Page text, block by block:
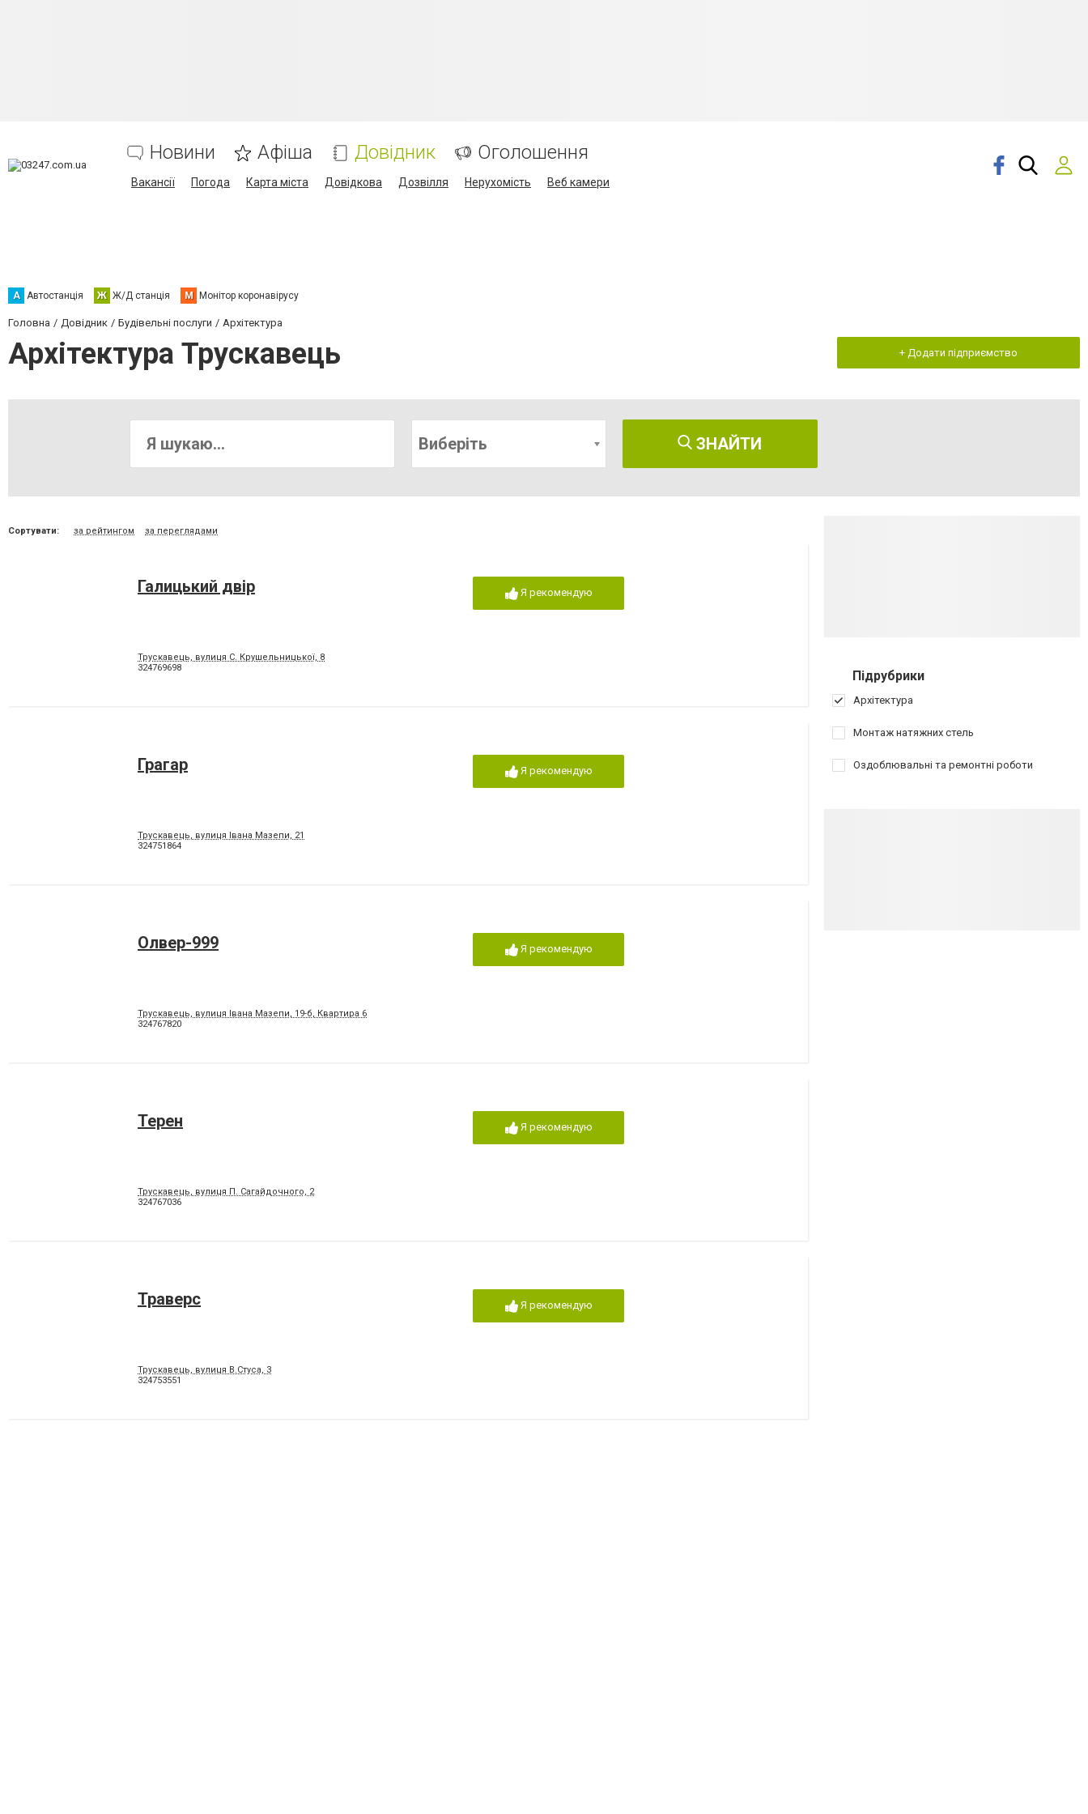
Новини Афіша Довідник Оголошення
Вакансії Погода Карта міста Довідкова Дозвілля Нерухомість Веб камери
А Автостанція Ж Ж/Д станція М Монітор коронавірусу
Головна Довідник Будівельні послуги Архітектура
Архітектура Трускавець + Додати підприємство
Виберіть ЗНАЙТИ
Сортувати: за рейтингом за переглядами
Галицький двір
Трускавець, вулиця С. Крушельницької, 8
324769698
Я рекомендую
Грагар
Трускавець, вулиця Івана Мазепи, 21
324751864
Я рекомендую
Олвер-999
Трускавець, вулиця Івана Мазепи, 19-б, Квартира 6
324767820
Я рекомендую
Терен
Трускавець, вулиця П. Сагайдочного, 2
324767036
Я рекомендую
Траверс
Трускавець, вулиця В.Стуса, 3
324753551
Я рекомендую
Підрубрики
Архітектура
Монтаж натяжних стель
Оздоблювальні та ремонтні роботи